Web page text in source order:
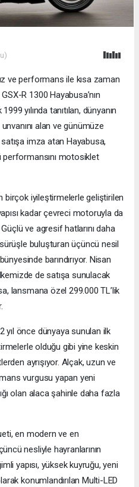
ve performans ile kısa zaman
R 1300 Hayabusa’nın
yılında tanıtılan, dünyanın
alan ve günümüze
imza atan Hayabusa,
motosiklet
birçok iyileştirmelerle geliştirilen
kadar çevreci motoruyla da
Güçlü ve agresif hatlarını daha
buluşturan üçüncü nesil
barındırıyor. Nisan
de satışa sunulacak
lansmana özel 299.000 TL’lik
yıl önce dünyaya sunulan ilk
olduğu gibi yine keskin
ayrışıyor. Alçak, uzun ve
vurgusu yapan yeni
olan alaca şahinle daha fazla
en modern ve en
nesliyle hayranlarının
yapısı, yüksek kuyruğu, yeni
konumlandırılan Multi-LED